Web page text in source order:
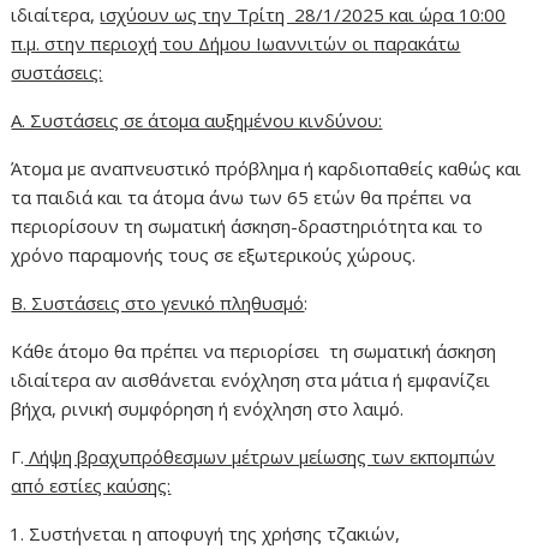
ιδιαίτερα,ισχύουν ως την Τρίτη 28/1/2025 και ώρα 10:00
π.μ. στην περιοχή του Δήμου Ιωαννιτών οι παρακάτω
συστάσεις:
Α. Συστάσεις σε άτομα αυξημένου κινδύνου:
Άτομα με αναπνευστικό πρόβλημα ή καρδιοπαθείς καθώς και
τα παιδιά και τα άτομα άνω των 65 ετών θα πρέπει να
περιορίσουν τη σωματική άσκηση-δραστηριότητα και το
χρόνο παραμονής τους σε εξωτερικούς χώρους.
Β. Συστάσεις στο γενικό πληθυσμό:
Κάθε άτομο θα πρέπει να περιορίσει τη σωματική άσκηση
ιδιαίτερα αν αισθάνεται ενόχληση στα μάτια ή εμφανίζει
βήχα, ρινική συμφόρηση ή ενόχληση στο λαιμό.
Γ. Λήψη βραχυπρόθεσμων μέτρων μείωσης των εκπομπών
από εστίες καύσης:
Συστήνεται η αποφυγή της χρήσης τζακιών,